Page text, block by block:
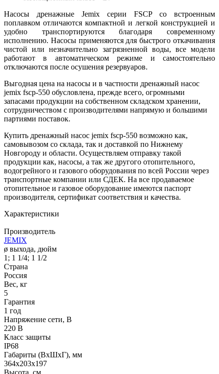
Насосы дренажные Jemix серии FSCP со встроенным
поплавком отличаются компактной и легкой конструкцией и
удобно транспортируются благодаря современному
исполнению. Насосы применяются для быстрого откачивания
чистой или незначительно загрязненной воды, все модели
работают в автоматическом режиме и самостоятельно
отключаются после осушения резервуаров.
Выгодная цена на насосы и в частности дренажный насос
jemix fscp-550 обусловлена, прежде всего, огромными
запасами продукции на собственном складском хранении,
сотрудничеством с производителями напрямую и большими
партиями поставок.
Купить дренажный насос jemix fscp-550 возможно как,
самовывозом со склада, так и доставкой по Нижнему
Новгороду и области. Осуществляем отправку такой
продукции как, насосы, а так же другого отопительного,
водогрейного и газового оборудования по всей России через
транспортные компании или СДЕК. На все продаваемое
отопительное и газовое оборудование имеются паспорт
производителя, сертификат соответствия и качества.
Характеристики
Производитель
JEMIX
ø выхода, дюйм
1; 1 1/4; 1 1/2
Страна
Россия
Вес, кг
5
Гарантия
1 год
Напряжение сети, В
220 В
Класс защиты
IP68
Габариты (ВхШхГ), мм
364x203x197
Высота, см